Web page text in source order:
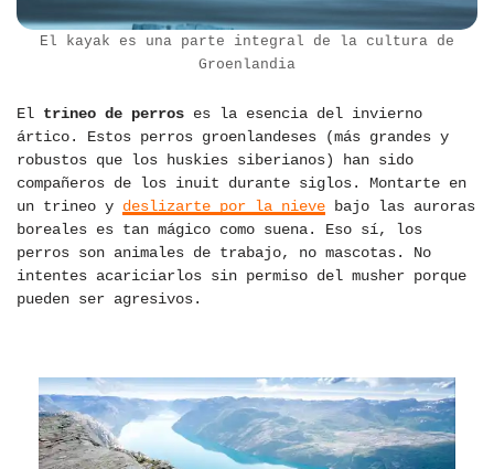
El kayak es una parte integral de la cultura de
Groenlandia
El trineo de perros es la esencia del invierno
ártico. Estos perros groenlandeses (más grandes y
robustos que los huskies siberianos) han sido
compañeros de los inuit durante siglos. Montarte en
un trineo y deslizarte por la nieve bajo las auroras
boreales es tan mágico como suena. Eso sí, los
perros son animales de trabajo, no mascotas. No
intentes acariciarlos sin permiso del musher porque
pueden ser agresivos.